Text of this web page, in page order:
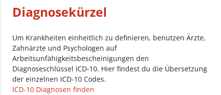
Diagnosekürzel
Um Krankheiten einheitlich zu definieren, benutzen Ärzte,
Zahnärzte und Psychologen auf
Arbeitsunfähigkeitsbescheinigungen den
Diagnoseschlüssel ICD-10. Hier findest du die Übersetzung
der einzelnen ICD-10 Codes.
ICD-10 Diagnosen finden